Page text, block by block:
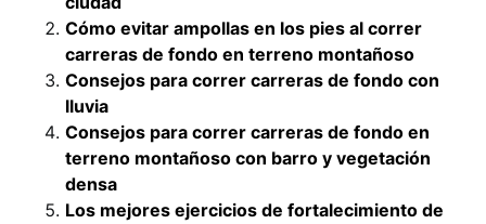
Cómo evitar ampollas en los pies al correr
carreras de fondo en terreno montañoso
Consejos para correr carreras de fondo con
lluvia
Consejos para correr carreras de fondo en
terreno montañoso con barro y vegetación
densa
Los mejores ejercicios de fortalecimiento de